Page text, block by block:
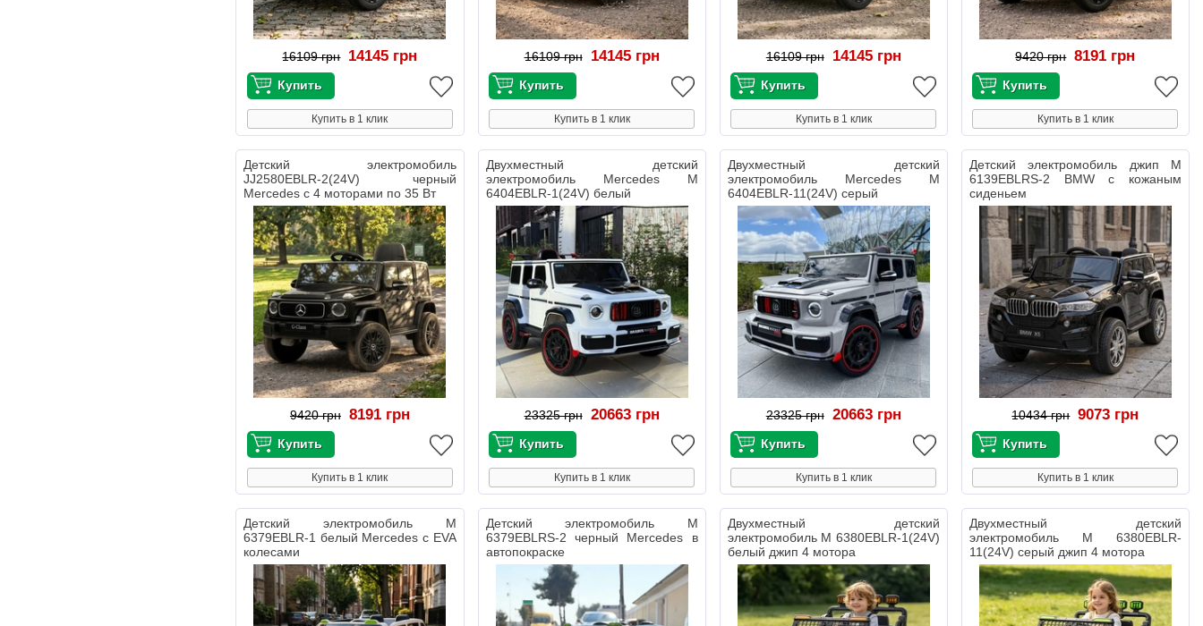
16109 грн 14145 грн
Купить в 1 клик
16109 грн 14145 грн
Купить в 1 клик
16109 грн 14145 грн
Купить в 1 клик
9420 грн 8191 грн
Купить в 1 клик
Детский электромобиль
JJ2580EBLR-2(24V) черный
Mercedes с 4 моторами по 35 Вт
9420 грн 8191 грн
Купить в 1 клик
Двухместный детский
электромобиль Mercedes M
6404EBLR-1(24V) белый
23325 грн 20663 грн
Купить в 1 клик
Двухместный детский
электромобиль Mercedes M
6404EBLR-11(24V) серый
23325 грн 20663 грн
Купить в 1 клик
Детский электромобиль джип M
6139EBLRS-2 BMW с кожаным
сиденьем
10434 грн 9073 грн
Купить в 1 клик
Детский электромобиль M
6379EBLR-1 белый Mercedes с EVA
колесами
Детский электромобиль M
6379EBLRS-2 черный Mercedes в
автопокраске
Двухместный детский
электромобиль M 6380EBLR-1(24V)
белый джип 4 мотора
Двухместный детский
электромобиль M 6380EBLR-
11(24V) серый джип 4 мотора